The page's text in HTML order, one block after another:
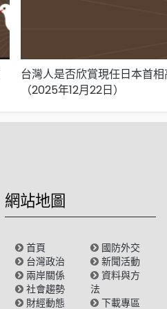
台灣人是否欣賞現任日本首相
（2025年12月22日）
網站地圖
首頁
台灣政治
兩岸關係
社會趨勢
財經動態
國防外交
新聞活動
資料與方
法
下載專區